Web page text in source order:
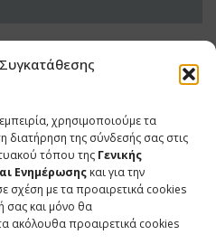
χρησιμοποιούμε τα
διατήρηση της σύνδεσής σας στις
τόπου της Γενικής
Ενημέρωσης και για την
σχέση με τα προαιρετικά cookies
σας και μόνο θα
ακόλουθα προαιρετικά cookies